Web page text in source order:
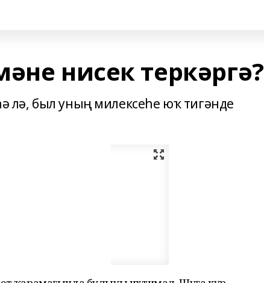
нисек теркәргә?
лә, был уның милексеһе юҡ тигәнде